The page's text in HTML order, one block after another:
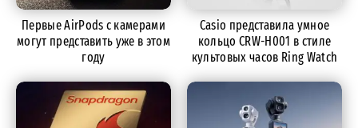
Первые AirPods с камерами
могут представить уже в этом
году
Casio представила умное
кольцо CRW-H001 в стиле
культовых часов Ring Watch